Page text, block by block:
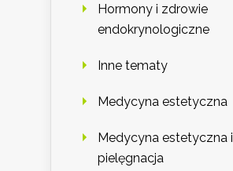
Hormony i zdrowie
endokrynologiczne
Inne tematy
Medycyna estetyczna
Medycyna estetyczna i
pielęgnacja